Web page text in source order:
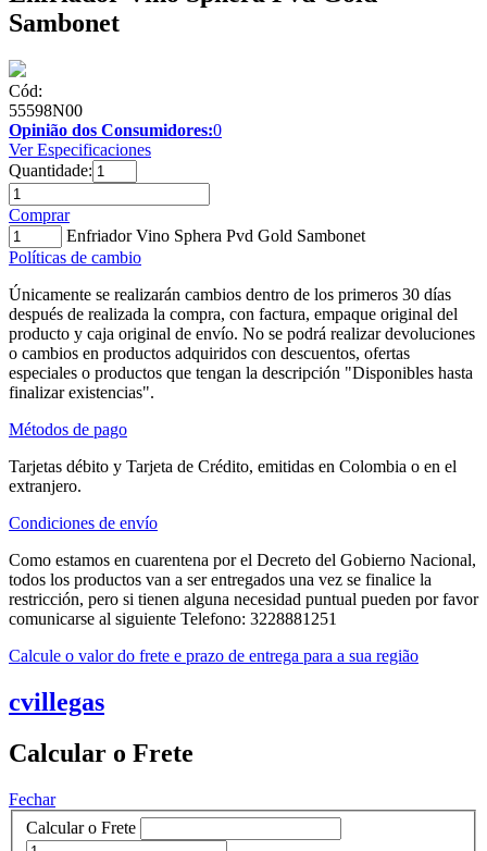
Sambonet
Cód:
55598N00
Opinião dos Consumidores:0
Ver Especificaciones
Quantidade:
Comprar
Enfriador Vino Sphera Pvd Gold Sambonet
Políticas de cambio
Únicamente se realizarán cambios dentro de los primeros 30 días
después de realizada la compra, con factura, empaque original del
producto y caja original de envío. No se podrá realizar devoluciones
o cambios en productos adquiridos con descuentos, ofertas
especiales o productos que tengan la descripción "Disponibles hasta
finalizar existencias".
Métodos de pago
Tarjetas débito y Tarjeta de Crédito, emitidas en Colombia o en el
extranjero.
Condiciones de envío
Como estamos en cuarentena por el Decreto del Gobierno Nacional,
todos los productos van a ser entregados una vez se finalice la
restricción, pero si tienen alguna necesidad puntual pueden por favor
comunicarse al siguiente Telefono: 3228881251
Calcule o valor do frete e prazo de entrega para a sua região
cvillegas
Calcular o Frete
Fechar
Calcular o Frete